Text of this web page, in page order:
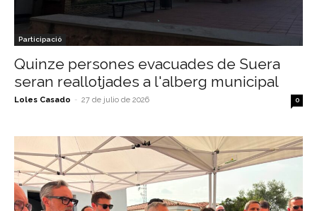
Participació
Quinze persones evacuades de Suera
seran reallotjades a l'alberg municipal
Loles Casado - 27 de julio de 2026 0